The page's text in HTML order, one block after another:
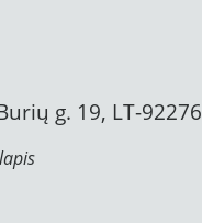
g. 19, LT-92276